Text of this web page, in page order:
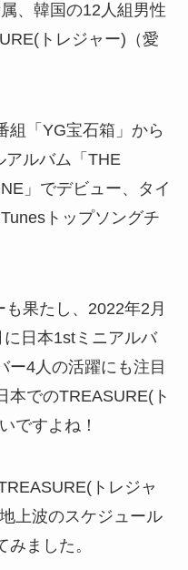
、韓国の12人組男性
トレジャー)（愛
組「YG宝石箱」から
アルバム「THE
」でデビュー、タイ
トップソングチ
果たし、2022年2月
日本1stミニアルバ
ー4人の活躍にも注目
本でのTREASURE(ト
ですよね！
トレジャ
上波のスケジュール
ました。